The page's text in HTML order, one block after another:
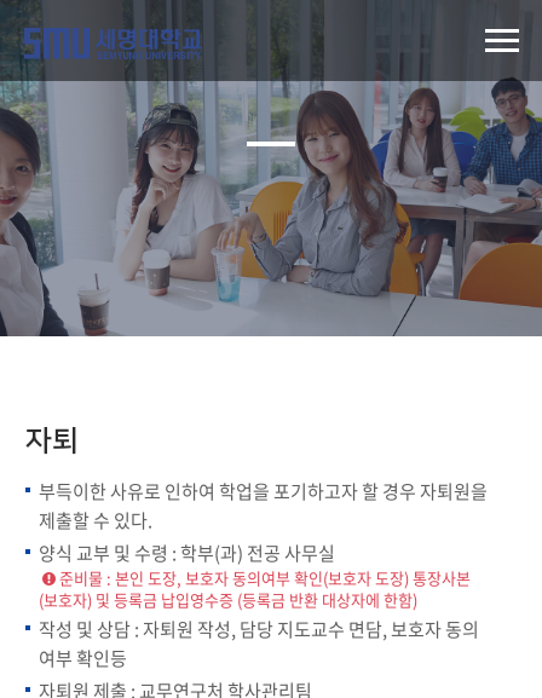
자퇴
부득이한 사유로 인하여 학업을 포기하고자 할 경우 자퇴원을
제출할 수 있다.
양식 교부 및 수령 : 학부(과) 전공 사무실
준비물 : 본인 도장, 보호자 동의여부 확인(보호자 도장) 통장사본
(보호자) 및 등록금 납입영수증 (등록금 반환 대상자에 한함)
작성 및 상담 : 자퇴원 작성, 담당 지도교수 면담, 보호자 동의
여부 확인등
자퇴원 제출 : 교무연구처 학사관리팀